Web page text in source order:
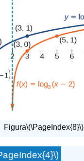
Figura\(\PageIndex{8}\)